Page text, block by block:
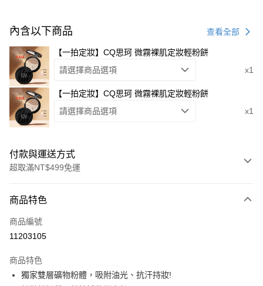
內含以下商品 查看全部
【一拍定妝】CQ思珂 微霧裸肌定妝輕粉餅
請選擇商品選項
x1
【一拍定妝】CQ思珂 微霧裸肌定妝輕粉餅
請選擇商品選項
x1
付款與運送方式
超取滿NT$499免運
信用卡一次付款
超商取貨付款
Apple Pay
商品特色
商品編號
11203105
商品特色
獨家雙層礦物粉體，吸附油光、抗汗持妝!